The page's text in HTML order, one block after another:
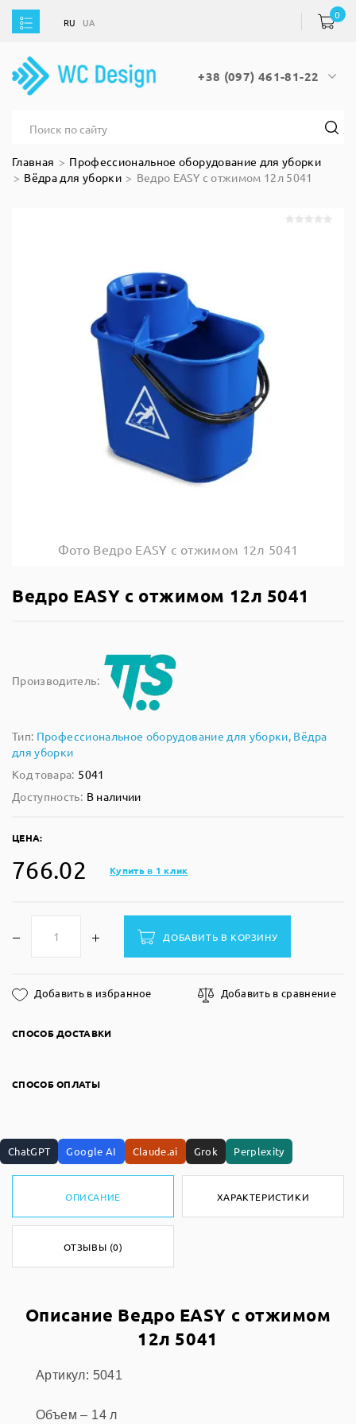
UA
+38 (097) 461-81-22
RU UA
0
Главная
Профессиональное оборудование для уборки
Вёдра для уборки
Ведро EASY с отжимом 12л 5041
Фото Ведро EASY с отжимом 12л 5041
Ведро EASY с отжимом 12л 5041
Производитель:
Тип: Профессиональное оборудование для уборки, Вёдра
для уборки
Код товара: 5041
Доступность: В наличии
ЦЕНА:
766.02 Купить в 1 клик
ДОБАВИТЬ В КОРЗИНУ
Добавить в избранное Добавить в сравнение
СПОСОБ ДОСТАВКИ
СПОСОБ ОПЛАТЫ
ChatGPT Google AI Claude.ai Grok Perplexity
ОПИСАНИЕ ХАРАКТЕРИСТИКИ
ОТЗЫВЫ (0)
Описание Ведро EASY с отжимом
12л 5041
Артикул: 5041
Объем – 14 л